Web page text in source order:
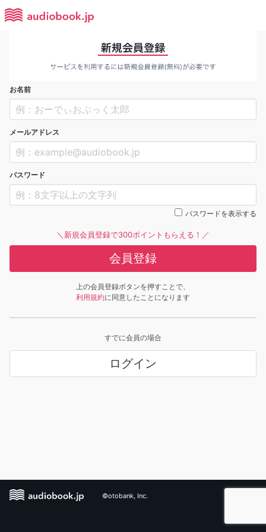
お名前
メールアドレス
パスワード
パスワードを表示する
＼新規会員登録で300ポイントもらえる！／
会員登録
上の会員登録ボタンを押すことで、
利用規約に同意したことになります
すでに会員の場合
ログイン
©otobank, Inc.